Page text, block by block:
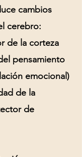
cambios
cerebro:
de la corteza
pensamiento
emocional)
de la
de